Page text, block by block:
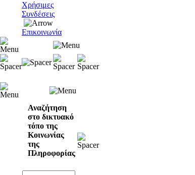
Χρήσιμες
Συνδέσεις
Επικοινωνία
Αναζήτηση
στο δικτυακό
τόπο της
Κοινωνίας
της
Πληροφορίας